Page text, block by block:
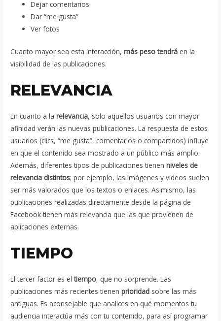
Dejar comentarios
Dar “me gusta”
Ver fotos
Cuanto mayor sea esta interacción,más peso tendrá en la
visibilidad de las publicaciones.
RELEVANCIA
En cuanto a larelevancia, solo aquellos usuarios con mayor
afinidad verán las nuevas publicaciones. La respuesta de estos
usuarios (clics, “me gusta”, comentarios o compartidos) influye
en que el contenido sea mostrado a un público más amplio.
Además, diferentes tipos de publicaciones tienenniveles de
relevancia distintos; por ejemplo, las imágenes y videos suelen
ser más valorados que los textos o enlaces. Asimismo, las
publicaciones realizadas directamente desde la página de
Facebook tienen más relevancia que las que provienen de
aplicaciones externas.
TIEMPO
El tercer factor es eltiempo, que no sorprende. Las
publicaciones más recientes tienenprioridad sobre las más
antiguas. Es aconsejable que analices en qué momentos tu
audiencia interactúa más con tu contenido, para así programar